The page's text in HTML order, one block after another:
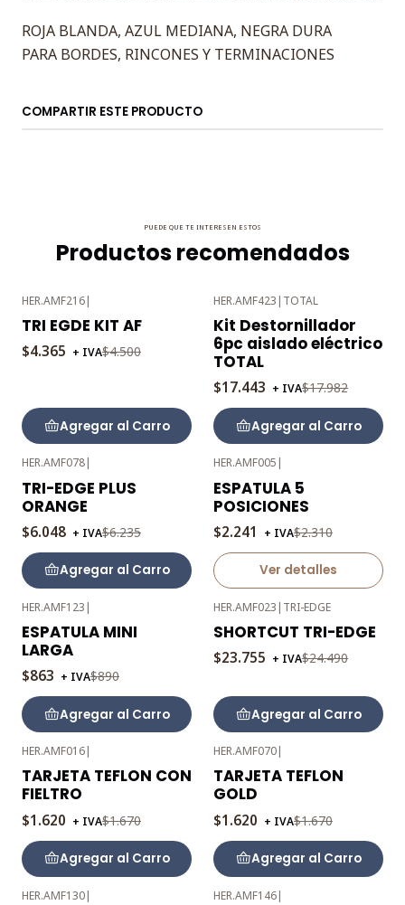
ROJA BLANDA, AZUL MEDIANA, NEGRA DURA
PARA BORDES, RINCONES Y TERMINACIONES
COMPARTIR ESTE PRODUCTO
PUEDE QUE TE INTERESEN ESTOS
Productos recomendados
-3%
OFF
HER.AMF216|
TRI EGDE KIT AF
$4.365 + IVA$4.500
Agregar al Carro
-3%
OFF
HER.AMF423 | TOTAL
Kit Destornillador
6pc aislado eléctrico
TOTAL
$17.443 + IVA$17.982
Agregar al Carro
-3%
OFF
HER.AMF078|
TRI-EDGE PLUS
ORANGE
$6.048 + IVA$6.235
Agregar al Carro
-3%
OFF
HER.AMF005 |
ESPATULA 5
POSICIONES
$2.241 + IVA$2.310
Ver detalles
-3%
OFF
HER.AMF123 |
ESPATULA MINI
LARGA
$863 + IVA$890
Agregar al Carro
-3%
OFF
HER.AMF023 | TRI-EDGE
SHORTCUT TRI-EDGE
$23.755 + IVA$24.490
Agregar al Carro
-3%
OFF
HER.AMF016|
TARJETA TEFLON CON
FIELTRO
$1.620 + IVA$1.670
Agregar al Carro
-3%
OFF
HER.AMF070|
TARJETA TEFLON
GOLD
$1.620 + IVA$1.670
Agregar al Carro
HER.AMF130| HER.AMF146|